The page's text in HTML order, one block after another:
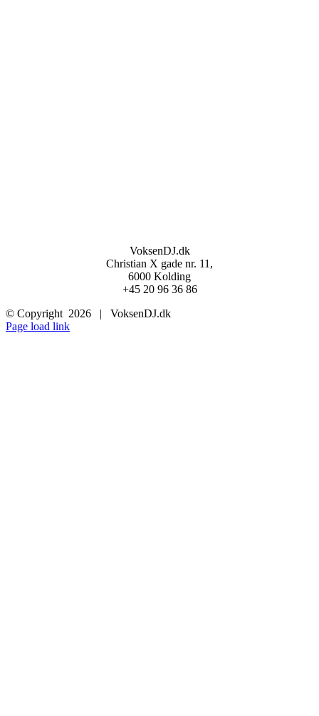
VoksenDJ.dk
Christian X gade nr. 11,
6000 Kolding
+45 20 96 36 86
© Copyright 2026 | VoksenDJ.dk
Page load link